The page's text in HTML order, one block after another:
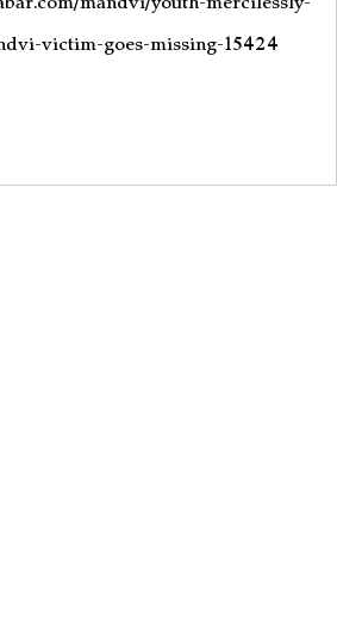
victim-goes-missing-15424